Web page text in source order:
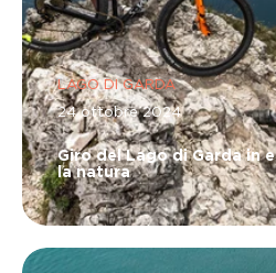
LAGO DI GARDA
24 ottobre 2024
Giro del Lago di Garda in
la natura